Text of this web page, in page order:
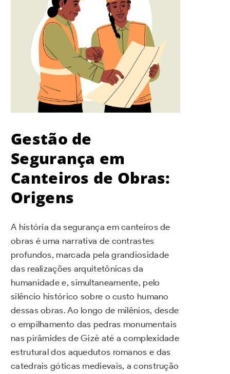
Gestão de
Segurança em
Canteiros de Obras:
Origens
A história da segurança em canteiros de
obras é uma narrativa de contrastes
profundos, marcada pela grandiosidade
das realizações arquitetônicas da
humanidade e, simultaneamente, pelo
silêncio histórico sobre o custo humano
dessas obras. Ao longo de milênios, desde
o empilhamento das pedras monumentais
nas pirâmides de Gizé até a complexidade
estrutural dos aquedutos romanos e das
catedrais góticas medievais, a construção